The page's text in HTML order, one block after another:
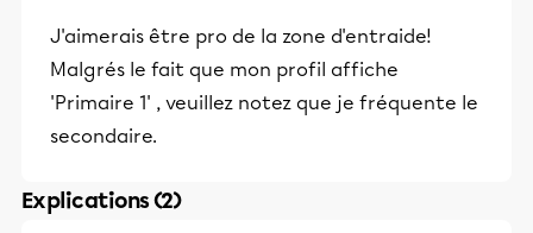
J'aimerais être pro de la zone d'entraide!
Malgrés le fait que mon profil affiche
'Primaire 1' , veuillez notez que je fréquente le
secondaire.
Explications (2)